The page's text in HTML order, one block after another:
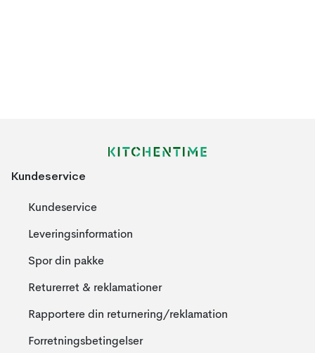
Kundeservice
Kundeservice
Leveringsinformation
Spor din pakke
Returerret & reklamationer
Rapportere din returnering/reklamation
Forretningsbetingelser